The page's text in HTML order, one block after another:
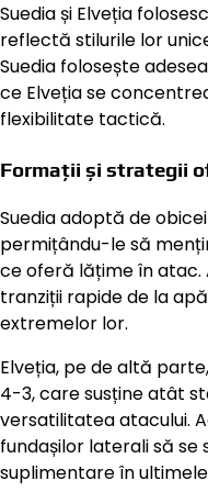
Suedia și Elveția
reflectă stilurile lor
Suedia folosește
ce Elveția se
flexibilitate tactică.
Formații și strategii
Suedia adoptă de
permițându-le să
ce oferă lățime în
tranziții rapide de la
extremelor lor.
Elveția, pe de altă
4-3, care susține atât
versatilitatea atacului.
fundașilor laterali să se
suplimentare în